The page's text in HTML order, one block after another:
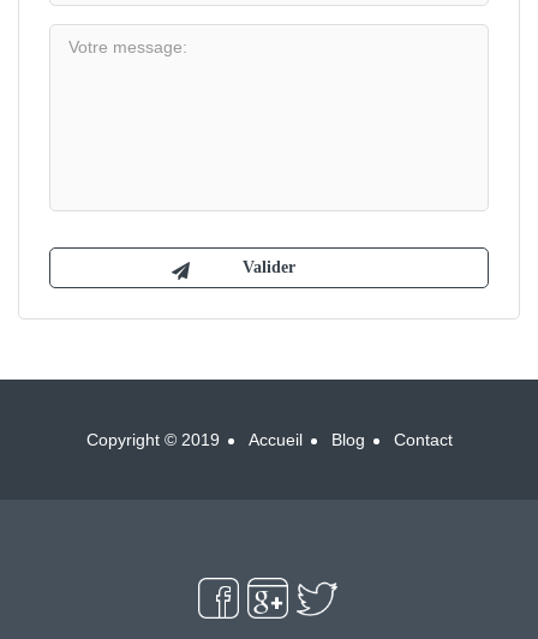
Copyright © 2019 Accueil Blog Contact